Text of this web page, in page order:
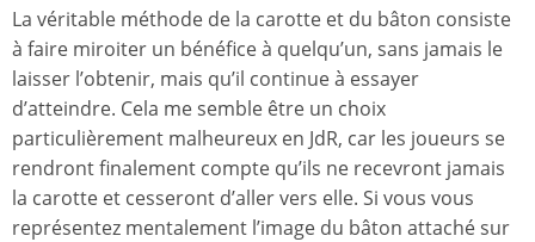
La véritable méthode de la carotte et du bâton consiste
à faire miroiter un bénéfice à quelqu’un, sans jamais le
laisser l’obtenir, mais qu’il continue à essayer
d’atteindre. Cela me semble être un choix
particulièrement malheureux en JdR, car les joueurs se
rendront finalement compte qu’ils ne recevront jamais
la carotte et cesseront d’aller vers elle. Si vous vous
représentez mentalement l’image du bâton attaché sur